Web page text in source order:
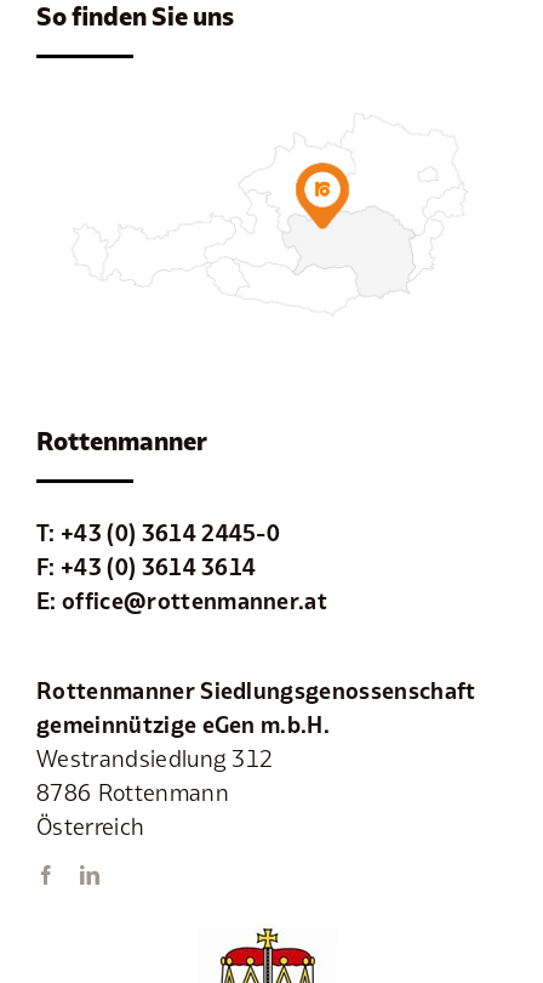
So finden Sie uns
Rottenmanner
T: +43 (0) 3614 2445-0
F: +43 (0) 3614 3614
E: office@rottenmanner.at
Rottenmanner Siedlungsgenossenschaft
gemeinnützige eGen m.b.H.
Westrandsiedlung 312
8786 Rottenmann
Österreich